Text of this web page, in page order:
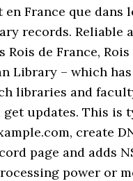
France que
records. Reliable
Rois de France,
Library – which
libraries and
get updates. This
create
page and adds
power or